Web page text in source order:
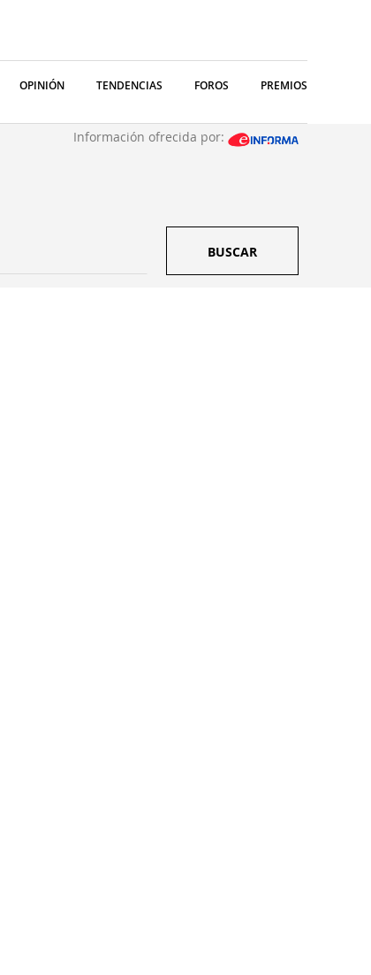
OPINIÓN TENDENCIAS FOROS PREMIOS
Información ofrecida por:
BUSCAR